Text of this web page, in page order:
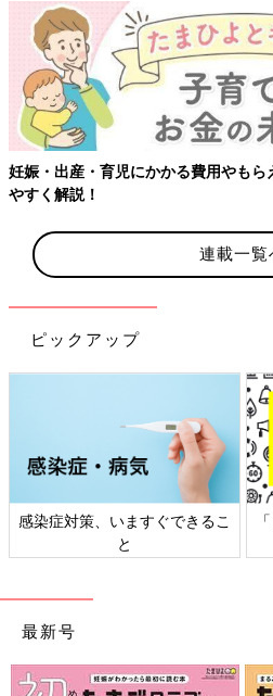
妊娠・出産・育児にかかる費用やもら
やすく解説！
連載一覧
ピックアップ
感染症対策、いますぐできるこ
と
最新号